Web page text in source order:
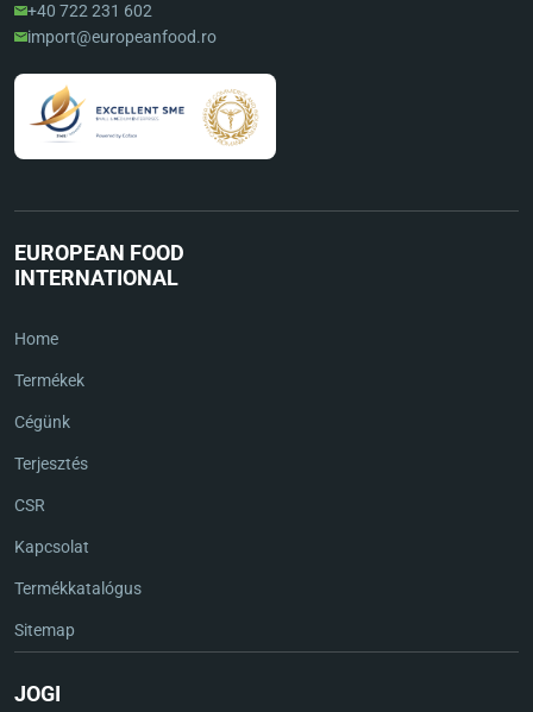
+40 722 231 602
import@europeanfood.ro
EUROPEAN FOOD
INTERNATIONAL
Home
Termékek
Cégünk
Terjesztés
CSR
Kapcsolat
Termékkatalógus
Sitemap
JOGI